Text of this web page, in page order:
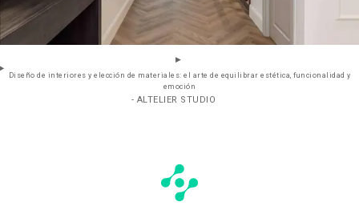
Diseño de interiores y elección de materiales: el arte de equilibrar estética, funcionalidad y
emoción
- ALTELIER STUDIO